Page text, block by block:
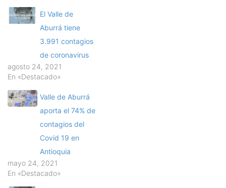
El Valle de
Aburrá tiene
3.991 contagios
de coronavirus
agosto 24, 2021
En «Destacado»
Valle de Aburrá
aporta el 74% de
contagios del
Covid 19 en
Antioquia
mayo 24, 2021
En «Destacado»